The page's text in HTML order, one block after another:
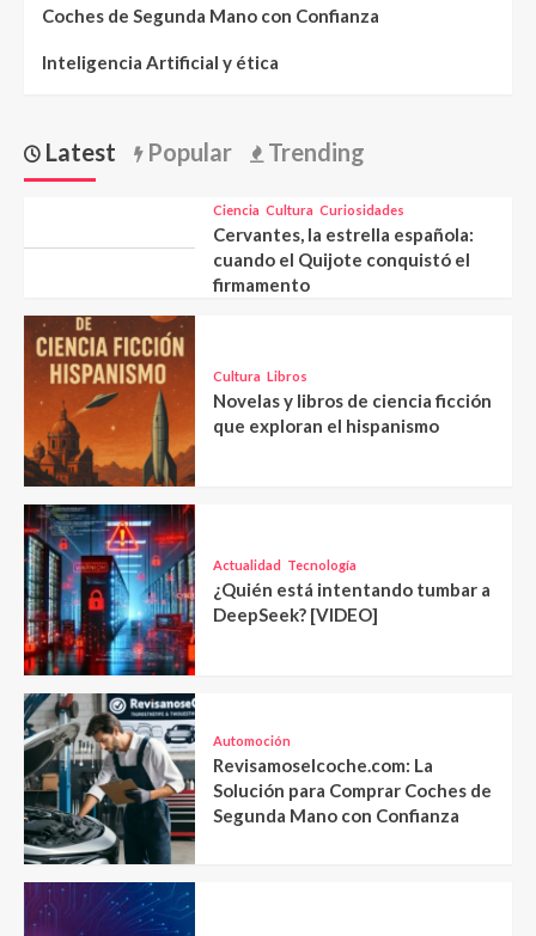
Coches de Segunda Mano con Confianza
Inteligencia Artificial y ética
Latest Popular Trending
Ciencia Cultura Curiosidades
Cervantes, la estrella española:
cuando el Quijote conquistó el
firmamento
Cultura Libros
Novelas y libros de ciencia ficción
que exploran el hispanismo
Actualidad Tecnología
¿Quién está intentando tumbar a
DeepSeek? [VIDEO]
Automoción
Revisamoselcoche.com: La
Solución para Comprar Coches de
Segunda Mano con Confianza